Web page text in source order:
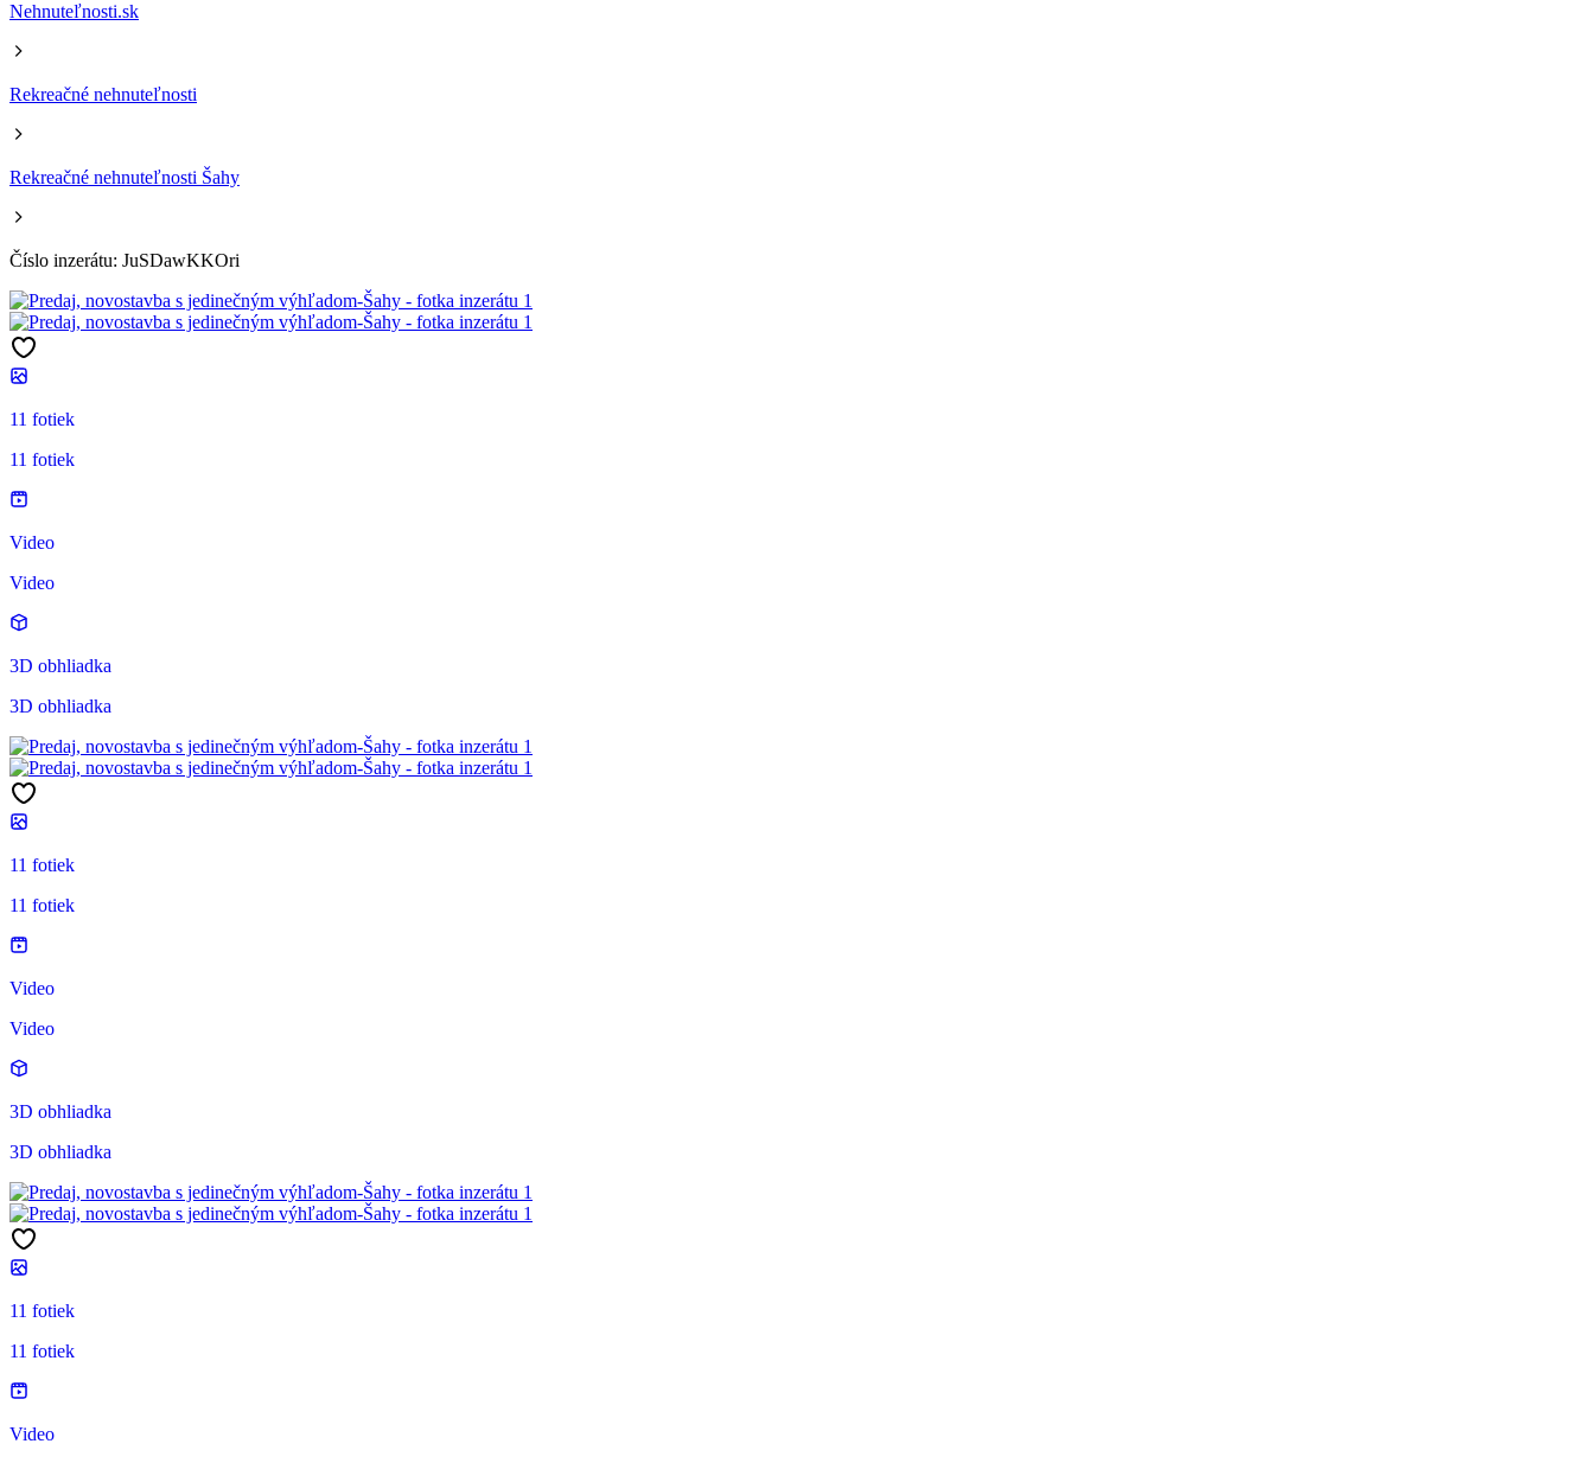
Nehnuteľnosti.sk
Rekreačné nehnuteľnosti
Rekreačné nehnuteľnosti Šahy
Číslo inzerátu: JuSDawKKOri
11 fotiek
11 fotiek
Video
Video
3D obhliadka
3D obhliadka
11 fotiek
11 fotiek
Video
Video
3D obhliadka
3D obhliadka
11 fotiek
11 fotiek
Video